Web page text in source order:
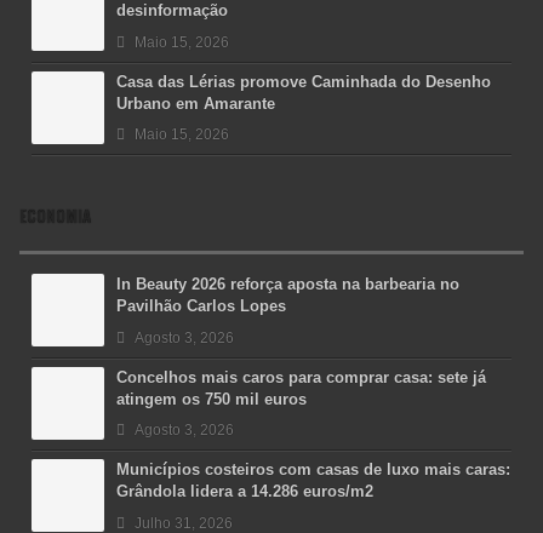
desinformação
Maio 15, 2026
Casa das Lérias promove Caminhada do Desenho
Urbano em Amarante
Maio 15, 2026
ECONOMIA
In Beauty 2026 reforça aposta na barbearia no
Pavilhão Carlos Lopes
Agosto 3, 2026
Concelhos mais caros para comprar casa: sete já
atingem os 750 mil euros
Agosto 3, 2026
Municípios costeiros com casas de luxo mais caras:
Grândola lidera a 14.286 euros/m2
Julho 31, 2026